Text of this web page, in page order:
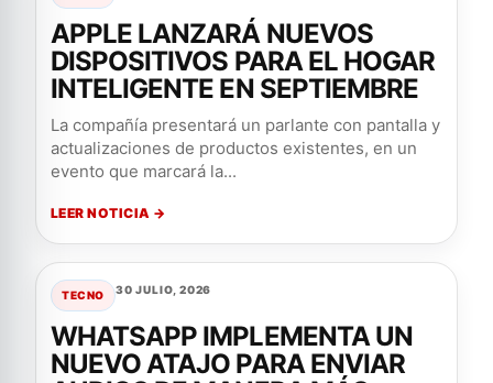
APPLE LANZARÁ NUEVOS
DISPOSITIVOS PARA EL HOGAR
INTELIGENTE EN SEPTIEMBRE
La compañía presentará un parlante con pantalla y
actualizaciones de productos existentes, en un
evento que marcará la...
LEER NOTICIA →
TECNO 30 JULIO, 2026
WHATSAPP IMPLEMENTA UN
NUEVO ATAJO PARA ENVIAR